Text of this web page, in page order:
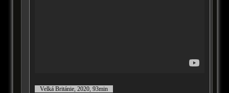
Velká Británie, 2020, 93min